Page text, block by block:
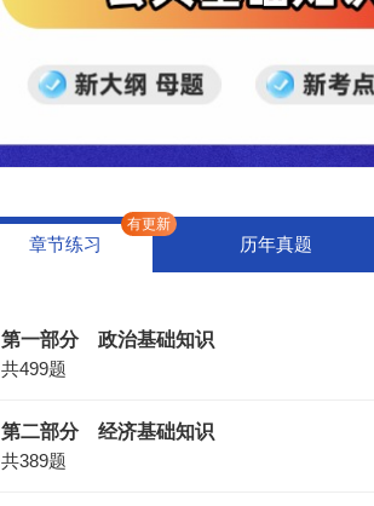
章节练习
有更新
历年真题
第一部分 政治基础知识
共499题
第二部分 经济基础知识
共389题